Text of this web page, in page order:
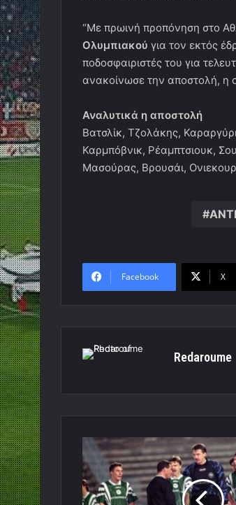
“Με πρωινή προπόνηση στο
Ολυμπιακού για τον εκτός
ποδοσφαιριστές του για
ανακοίνωσε την αποστολή, η
Αναλυτικά η αποστολή
Βατσλίκ, Τζολάκης,
Καρμπόβνικ, Ρέαμπτσιουκ,
Μασούρας, Βρουσάι,
Facebook X
Redaroume
αρχή
της
Αυτοκρατορίας
(Video)